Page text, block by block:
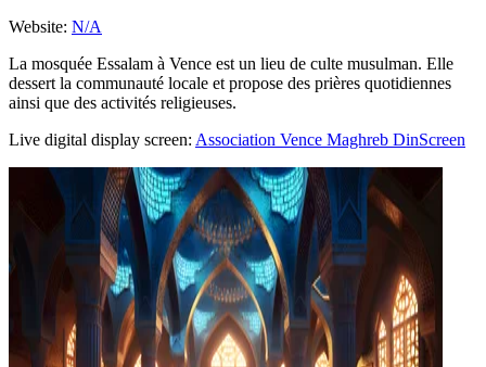
Website: N/A
La mosquée Essalam à Vence est un lieu de culte musulman. Elle
dessert la communauté locale et propose des prières quotidiennes
ainsi que des activités religieuses.
Live digital display screen: Association Vence Maghreb DinScreen